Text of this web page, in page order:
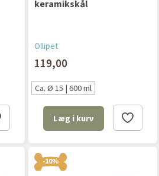
keramikskål
Ollipet
119,00
Ca. Ø 15 | 600 ml
Læg i kurv
-10%